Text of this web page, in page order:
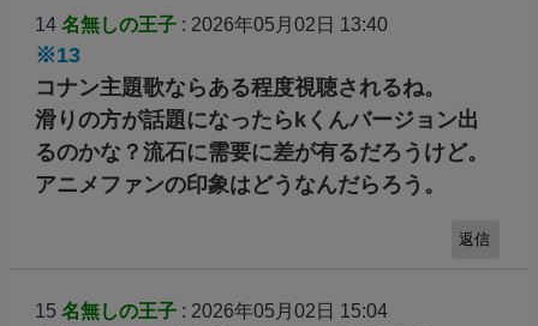
14 名無しの王子: 2026年05月02日 13:40
※13
コナン主題歌ならある程度視聴されるね。
滑りの方が話題になったらkくんバージョン出
るのかな？流石に需要に差が有るだろうけど。
アニメファンの印象はどうなんだらろう。
返信
15 名無しの王子: 2026年05月02日 15:04